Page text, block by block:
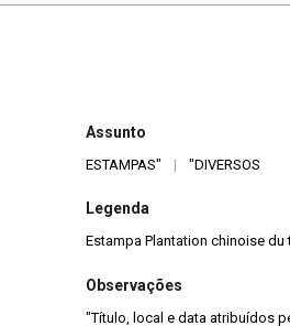
Assunto
ESTAMPAS" | "DIVERSOS
Legenda
Estampa Plantation chinoise
Observações
"Título, local e data atribuídos